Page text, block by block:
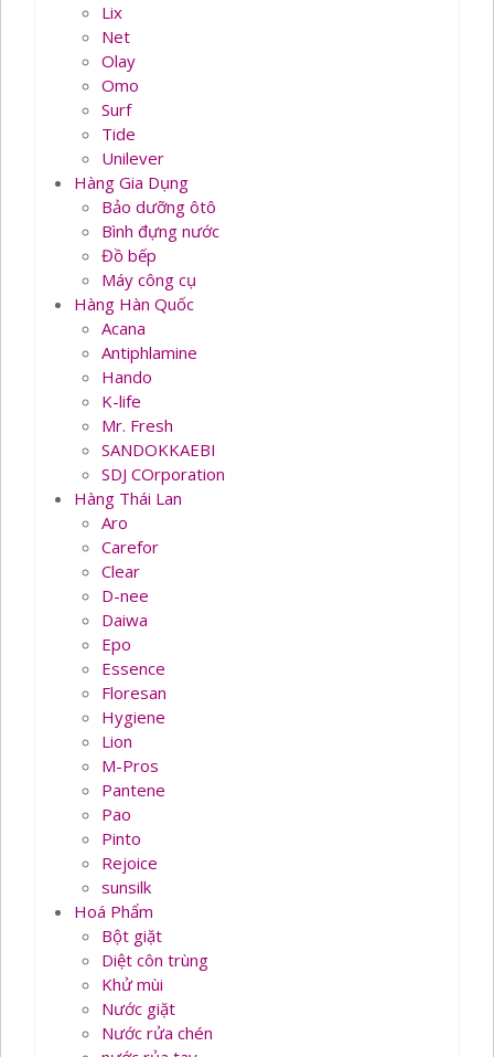
Lix
Net
Olay
Omo
Surf
Tide
Unilever
Hàng Gia Dụng
Bảo dưỡng ôtô
Bình đựng nước
Đồ bếp
Máy công cụ
Hàng Hàn Quốc
Acana
Antiphlamine
Hando
K-life
Mr. Fresh
SANDOKKAEBI
SDJ COrporation
Hàng Thái Lan
Aro
Carefor
Clear
D-nee
Daiwa
Epo
Essence
Floresan
Hygiene
Lion
M-Pros
Pantene
Pao
Pinto
Rejoice
sunsilk
Hoá Phẩm
Bột giặt
Diệt côn trùng
Khử mùi
Nước giặt
Nước rửa chén